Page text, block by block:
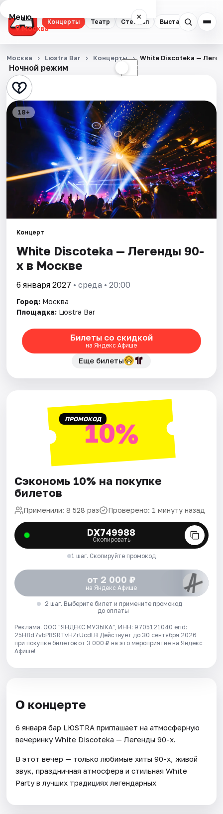
Концерты Театр Стендап Выставки
Меню ×
Москва
Концерты
Театр
Стендап
Выставки
Экскурсии
События
Города
Площадки
Рейтинги
Ночной режим ☾
Москва Lюstra Bar Концерты White Discoteka —
18+
Концерт
White Discoteka — Легенды 90-
х в Москве
6 января 2027 • среда • 20:00
Город: Москва
Площадка: Lюstra Bar
Билеты со скидкой
на Яндекс Афише
Еще билеты
ПРОМОКОД10%
Сэкономь 10% на покупке
билетов
Применили: 8 528 раз Проверено: 1 минуту назад
DX749988
Скопировать
1 шаг. Скопируйте промокод
от 2 000 ₽
на Яндекс Афише
2 шаг. Выберите билет и примените промокод
до оплаты
Реклама. ООО "ЯНДЕКС МУЗЫКА", ИНН: 9705121040 erid:
25H8d7vbP8SRTvHZrUcdLB Действует до 30 сентября 2026
при покупке билетов от 3 000 ₽ на это мероприятие на Яндекс
Афише!
О концерте
6 января бар LЮSTRA приглашает на атмосферную
вечеринку White Discoteka — Легенды 90-х.
В этот вечер — только любимые хиты 90-х, живой
звук, праздничная атмосфера и стильная White
Party в лучших традициях легендарных